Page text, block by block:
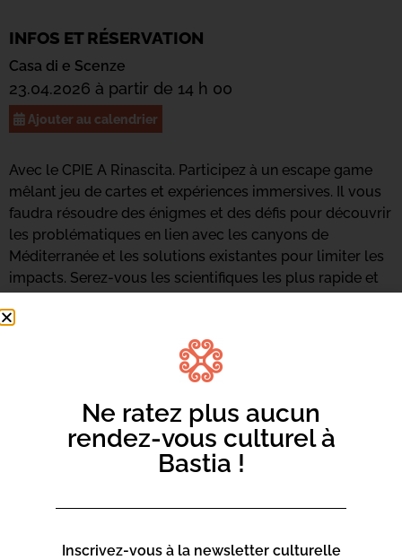
INFOS ET RÉSERVATION
Casa di e Scenze
23.04.2026 à partir de 14 h 00
Ajouter au calendrier
Avec le CPIE A Rinascita. Participez à un escape game
mêlant jeu de cartes et expériences immersives. Il vous
faudra résoudre des énigmes et des défis pour découvrir
les problématiques en lien avec les canyons de
Méditerranée et les solutions existantes pour limiter les
impacts. Serez-vous les scientifiques les plus rapide et
découvertes sur les grands canyons de Méditerranée ?
Ne ratez plus aucun
rendez-vous culturel à
Bastia !
Inscrivez-vous à la newsletter culturelle